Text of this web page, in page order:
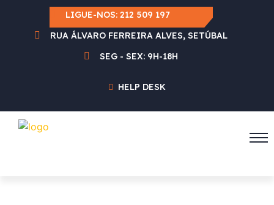
LIGUE-NOS: 212 509 197
RUA ÁLVARO FERREIRA ALVES, SETÚBAL
SEG - SEX: 9H-18H
HELP DESK